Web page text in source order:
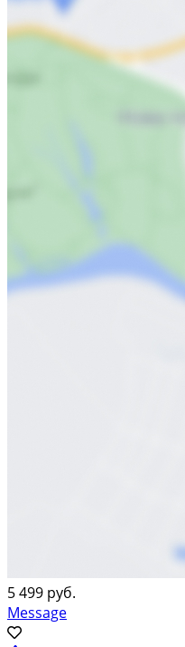
5 499 руб.
Message